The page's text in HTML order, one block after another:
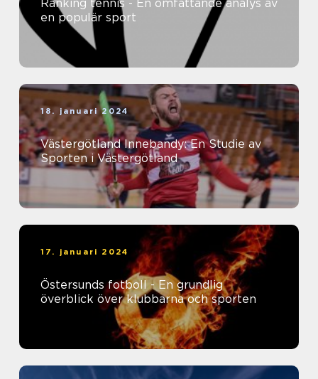
Ranking tennis - En omfattande analys av
en populär sport
18. januari 2024
Västergötland Innebandy: En Studie av
Sporten i Västergötland
17. januari 2024
Östersunds fotboll - En grundlig
överblick över klubbarna och sporten